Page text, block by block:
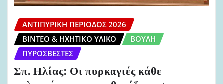
ΑΝΤΙΠΥΡΙΚΉ ΠΕΡΊΟΔΟΣ 2026
ΒΊΝΤΕΟ & ΗΧΗΤΙΚΌ ΥΛΙΚΌ
ΒΟΥΛΉ
ΠΥΡΟΣΒΈΣΤΕΣ
Σπ. Ηλίας: Οι πυρκαγιές κάθε